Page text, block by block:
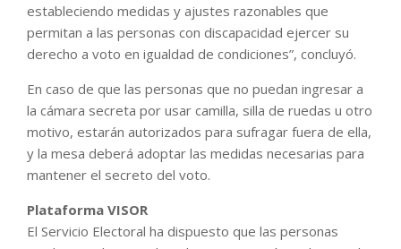
estableciendo medidas y ajustes razonables que
permitan a las personas con discapacidad ejercer su
derecho a voto en igualdad de condiciones”, concluyó.
En caso de que las personas que no puedan ingresar a
la cámara secreta por usar camilla, silla de ruedas u otro
motivo, estarán autorizados para sufragar fuera de ella,
y la mesa deberá adoptar las medidas necesarias para
mantener el secreto del voto.
Plataforma VISOR
El Servicio Electoral ha dispuesto que las personas